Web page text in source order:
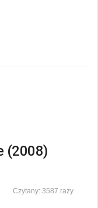
(2008)
Czytany: 3587 razy